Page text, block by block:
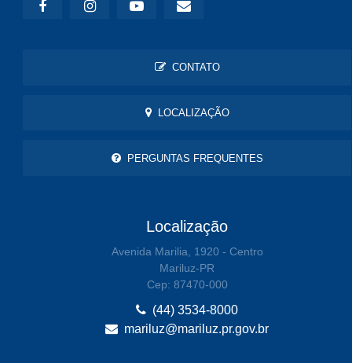
CONTATO
LOCALIZAÇÃO
PERGUNTAS FREQUENTES
Localização
Avenida Marilia, 1920 - Centro
Mariluz-PR
Cep: 87470-000
(44) 3534-8000
mariluz@mariluz.pr.gov.br